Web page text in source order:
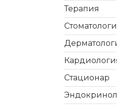
Терапия
Стационар